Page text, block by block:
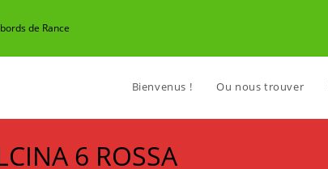
de Rance
Bienvenus ! Ou nous trouver
6 ROSSA